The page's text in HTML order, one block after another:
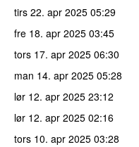
tirs 22. apr 2025 05:29
fre 18. apr 2025 03:45
tors 17. apr 2025 06:30
man 14. apr 2025 05:28
lør 12. apr 2025 23:12
lør 12. apr 2025 02:16
tors 10. apr 2025 03:28